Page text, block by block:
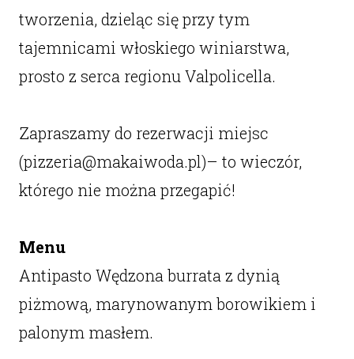
tworzenia, dzieląc się przy tym
tajemnicami włoskiego winiarstwa,
prosto z serca regionu Valpolicella.
Zapraszamy do rezerwacji miejsc
(pizzeria@makaiwoda.pl)– to wieczór,
którego nie można przegapić!
Menu
Antipasto Wędzona burrata z dynią
piżmową, marynowanym borowikiem i
palonym masłem.